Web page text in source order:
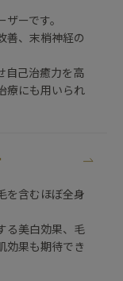
ーです。
善、末梢神経の
自己治癒力を高
療にも用いられ
を含むほぼ全身
る美白効果、毛
効果も期待でき